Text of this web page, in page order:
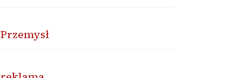
Przemysł